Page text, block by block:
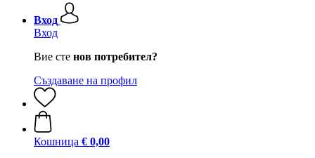
Вход
Вход
Вие сте нов потребител?
Създаване на профил
Кошница € 0,00